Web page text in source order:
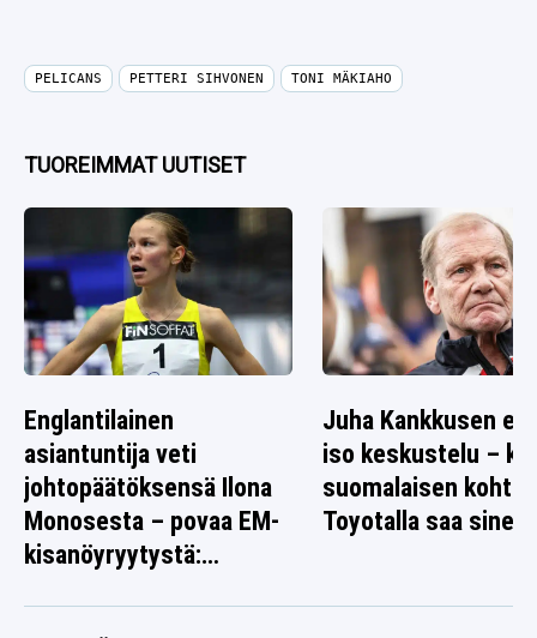
PELICANS PETTERI SIHVONEN TONI MÄKIAHO
TUOREIMMAT UUTISET
Englantilainen
asiantuntija veti
johtopäätöksensä Ilona
Monosesta – povaa EM-
kisanöyryytystä:
Juha Kankkusen
iso keskustelu –
suomalaisen
Toyotalla saa